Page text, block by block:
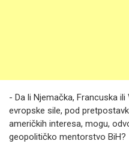
- Da li Njemačka, Francuska
evropske sile, pod
američkih interesa, mogu,
geopolitičko mentorstvo BiH?